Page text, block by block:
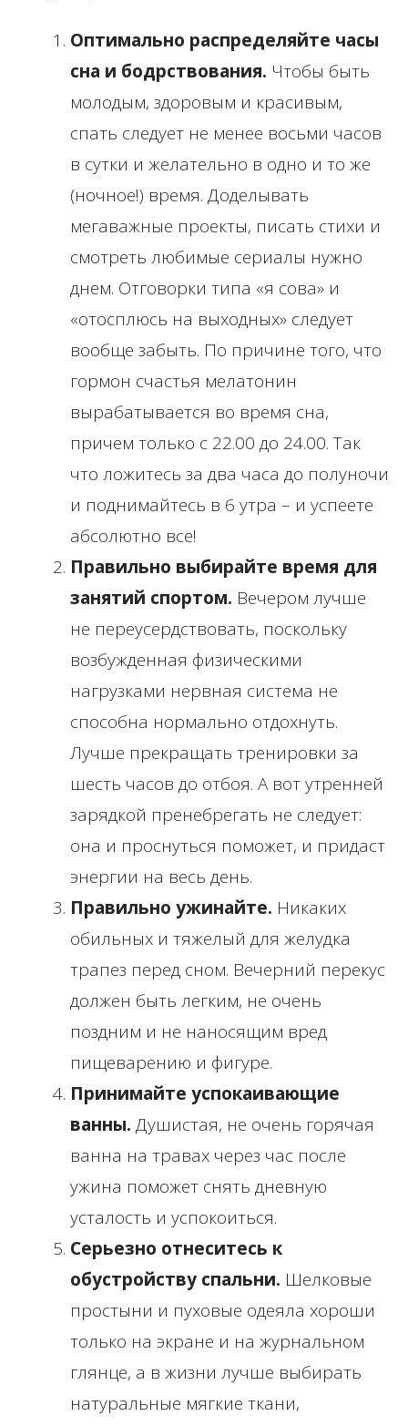
Оптимально распределяйте часы
сна и бодрствования. Чтобы быть
молодым, здоровым и красивым,
спать следует не менее восьми часов
в сутки и желательно в одно и то же
(ночное!) время. Доделывать
мегаважные проекты, писать стихи и
смотреть любимые сериалы нужно
днем. Отговорки типа «я сова» и
«отосплюсь на выходных» следует
вообще забыть. По причине того, что
гормон счастья мелатонин
вырабатывается во время сна,
причем только с 22.00 до 24.00. Так
что ложитесь за два часа до полуночи
и поднимайтесь в 6 утра – и успеете
абсолютно все!
Правильно выбирайте время для
занятий спортом. Вечером лучше
не переусердствовать, поскольку
возбужденная физическими
нагрузками нервная система не
способна нормально отдохнуть.
Лучше прекращать тренировки за
шесть часов до отбоя. А вот утренней
зарядкой пренебрегать не следует:
она и проснуться поможет, и придаст
энергии на весь день.
Правильно ужинайте. Никаких
обильных и тяжелый для желудка
трапез перед сном. Вечерний перекус
должен быть легким, не очень
поздним и не наносящим вред
пищеварению и фигуре.
Принимайте успокаивающие
ванны. Душистая, не очень горячая
ванна на травах через час после
ужина поможет снять дневную
усталость и успокоиться.
Серьезно отнеситесь к
обустройству спальни. Шелковые
простыни и пуховые одеяла хороши
только на экране и на журнальном
глянце, а в жизни лучше выбирать
натуральные мягкие ткани,